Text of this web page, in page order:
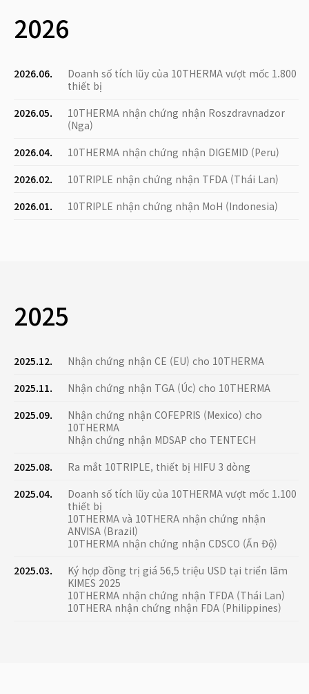
2026
2026.06.
Doanh số tích lũy của 10THERMA vượt mốc 1.800
thiết bị
2026.05.
10THERMA nhận chứng nhận Roszdravnadzor
(Nga)
2026.04.
10THERMA nhận chứng nhận DIGEMID (Peru)
2026.02.
10TRIPLE nhận chứng nhận TFDA (Thái Lan)
2026.01.
10TRIPLE nhận chứng nhận MoH (Indonesia)
2025
2025.12.
Nhận chứng nhận CE (EU) cho 10THERMA
2025.11.
Nhận chứng nhận TGA (Úc) cho 10THERMA
2025.09.
Nhận chứng nhận COFEPRIS (Mexico) cho
10THERMA
Nhận chứng nhận MDSAP cho TENTECH
2025.08.
Ra mắt 10TRIPLE, thiết bị HIFU 3 dòng
2025.04.
Doanh số tích lũy của 10THERMA vượt mốc 1.100
thiết bị
10THERMA và 10THERA nhận chứng nhận
ANVISA (Brazil)
10THERMA nhận chứng nhận CDSCO (Ấn Độ)
2025.03.
Ký hợp đồng trị giá 56,5 triệu USD tại triển lãm
KIMES 2025
10THERMA nhận chứng nhận TFDA (Thái Lan)
10THERA nhận chứng nhận FDA (Philippines)